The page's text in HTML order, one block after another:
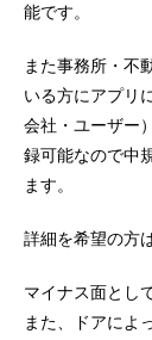
能です。
また事務所・不
いる方にアプリ
会社・ユーザー
録可能なので中
ます。
詳細を希望の方
マイナス面とし
また、ドアによ